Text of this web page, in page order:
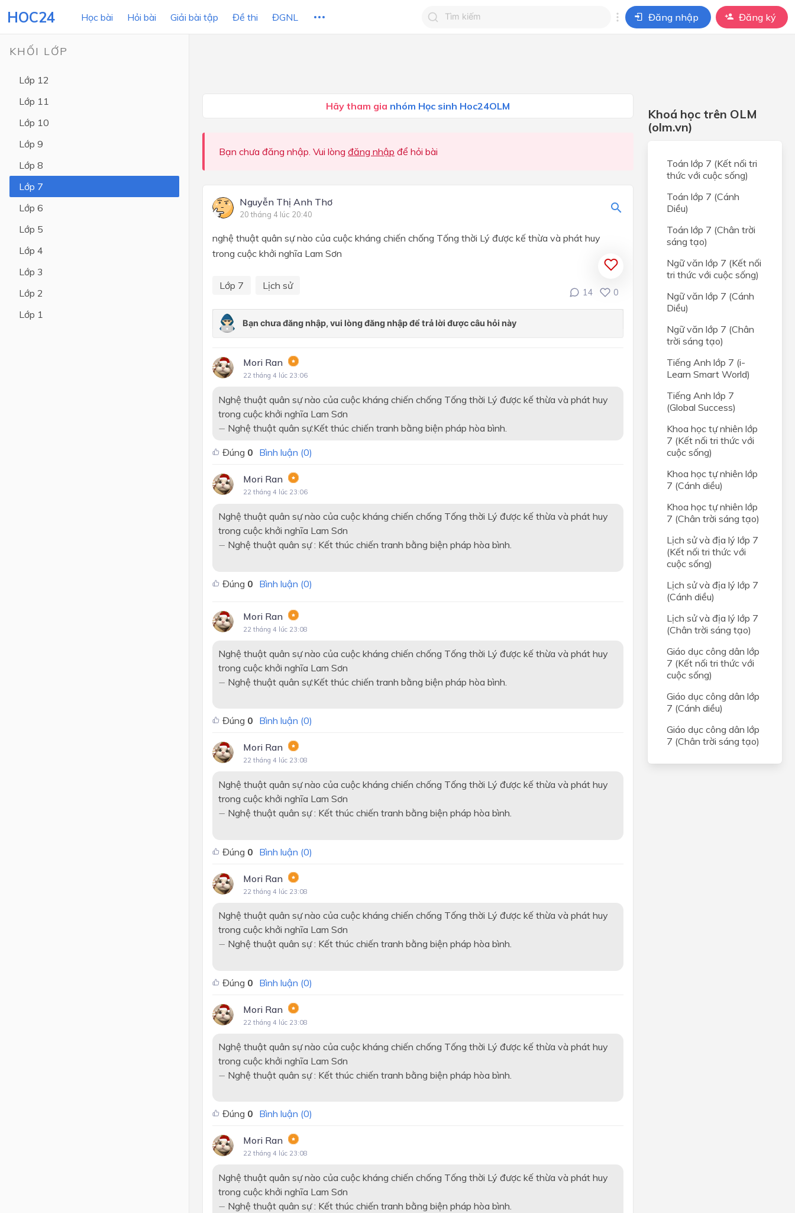
HOC24 Học bài Hỏi bài Giải bài tập Đề thi ĐGNL Đăng nhập Đăng ký
Lớp 9
Lớp 8
KHỐI LỚP
Lớp 12
Lớp 11
Lớp 10
Lớp 9
Lớp 8
Lớp 7
Lớp 6
Lớp 5
Lớp 4
Lớp 3
Lớp 2
Lớp 1
Hãy tham gia nhóm Học sinh Hoc24OLM
Bạn chưa đăng nhập. Vui lòng đăng nhập để hỏi bài
Nguyễn Thị Anh Thơ
20 tháng 4 lúc 20:40
nghệ thuật quân sự nào của cuộc kháng chiến chống Tống thời Lý được kế thừa và phát huy
trong cuộc khởi nghĩa Lam Sơn
Lớp 7 Lịch sử
14 0
Mori Ran
22 tháng 4 lúc 23:06
Nghệ thuật quân sự nào của cuộc kháng chiến chống Tống thời Lý được kế thừa và phát huy
trong cuộc khởi nghĩa Lam Sơn
−
− Nghệ thuật quân sự:Kết thúc chiến tranh bằng biện pháp hòa bình.
Đúng 0 Bình luận (0)
Mori Ran
22 tháng 4 lúc 23:06
Nghệ thuật quân sự nào của cuộc kháng chiến chống Tống thời Lý được kế thừa và phát huy
trong cuộc khởi nghĩa Lam Sơn
−
− Nghệ thuật quân sự : Kết thúc chiến tranh bằng biện pháp hòa bình.
Đúng 0 Bình luận (0)
Mori Ran
22 tháng 4 lúc 23:08
Nghệ thuật quân sự nào của cuộc kháng chiến chống Tống thời Lý được kế thừa và phát huy
trong cuộc khởi nghĩa Lam Sơn
−
− Nghệ thuật quân sự:Kết thúc chiến tranh bằng biện pháp hòa bình.
Đúng 0 Bình luận (0)
Mori Ran
22 tháng 4 lúc 23:08
Nghệ thuật quân sự nào của cuộc kháng chiến chống Tống thời Lý được kế thừa và phát huy
trong cuộc khởi nghĩa Lam Sơn
−
− Nghệ thuật quân sự : Kết thúc chiến tranh bằng biện pháp hòa bình.
Đúng 0 Bình luận (0)
Mori Ran
22 tháng 4 lúc 23:08
Nghệ thuật quân sự nào của cuộc kháng chiến chống Tống thời Lý được kế thừa và phát huy
trong cuộc khởi nghĩa Lam Sơn
−
− Nghệ thuật quân sự : Kết thúc chiến tranh bằng biện pháp hòa bình.
Đúng 0 Bình luận (0)
Mori Ran
22 tháng 4 lúc 23:08
Nghệ thuật quân sự nào của cuộc kháng chiến chống Tống thời Lý được kế thừa và phát huy
trong cuộc khởi nghĩa Lam Sơn
−
− Nghệ thuật quân sự : Kết thúc chiến tranh bằng biện pháp hòa bình.
Đúng 0 Bình luận (0)
Mori Ran
22 tháng 4 lúc 23:08
Nghệ thuật quân sự nào của cuộc kháng chiến chống Tống thời Lý được kế thừa và phát huy
trong cuộc khởi nghĩa Lam Sơn
−
− Nghệ thuật quân sự : Kết thúc chiến tranh bằng biện pháp hòa bình.
Khoá học trên OLM
(olm.vn)
Toán lớp 7 (Kết nối tri
thức với cuộc sống)
Toán lớp 7 (Cánh
Diều)
Toán lớp 7 (Chân trời
sáng tạo)
Ngữ văn lớp 7 (Kết nối
tri thức với cuộc sống)
Ngữ văn lớp 7 (Cánh
Diều)
Ngữ văn lớp 7 (Chân
trời sáng tạo)
Tiếng Anh lớp 7 (i-
Learn Smart World)
Tiếng Anh lớp 7
(Global Success)
Khoa học tự nhiên lớp
7 (Kết nối tri thức với
cuộc sống)
Khoa học tự nhiên lớp
7 (Cánh diều)
Khoa học tự nhiên lớp
7 (Chân trời sáng tạo)
Lịch sử và địa lý lớp 7
(Kết nối tri thức với
cuộc sống)
Lịch sử và địa lý lớp 7
(Cánh diều)
Lịch sử và địa lý lớp 7
(Chân trời sáng tạo)
Giáo dục công dân lớp
7 (Kết nối tri thức với
cuộc sống)
Giáo dục công dân lớp
7 (Cánh diều)
Giáo dục công dân lớp
7 (Chân trời sáng tạo)